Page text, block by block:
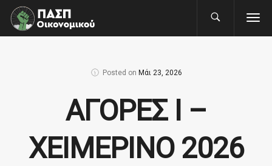
Posted on Μάι 23, 2026
ΑΓΟΡΕΣ Ι –
ΧΕΙΜΕΡΙΝΟ 2026